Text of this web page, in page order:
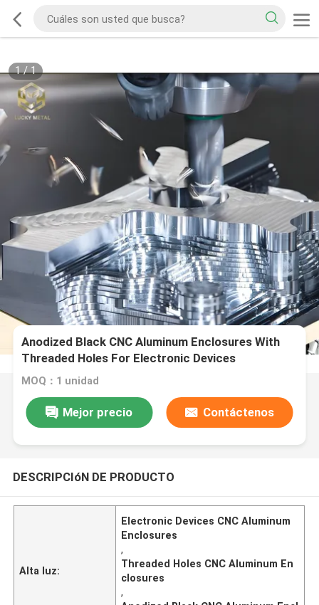
1/1
Anodized Black CNC Aluminum Enclosures With
Threaded Holes For Electronic Devices
MOQ：1 unidad
Mejor precio Contáctenos
DESCRIPCIóN DE PRODUCTO
Alta luz:
Electronic Devices CNC Aluminum
Enclosures
,
Threaded Holes CNC Aluminum En
closures
,